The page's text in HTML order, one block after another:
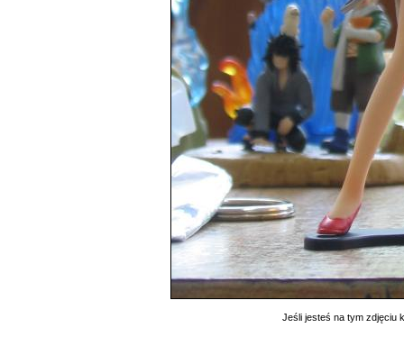
Jeśli jesteś na tym zdjęciu